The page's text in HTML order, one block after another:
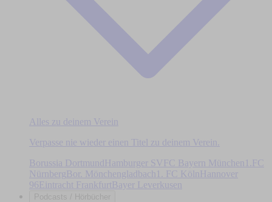
Alles zu deinem Verein
Verpasse nie wieder einen Titel zu deinem Verein.
Borussia DortmundHamburger SV FC Bayern München
1.FC
Nürnberg Bor. Mönchengladbach 1. FC Köln
Hannover
96Eintracht Frankfurt Bayer Leverkusen
Podcasts / Hörbücher